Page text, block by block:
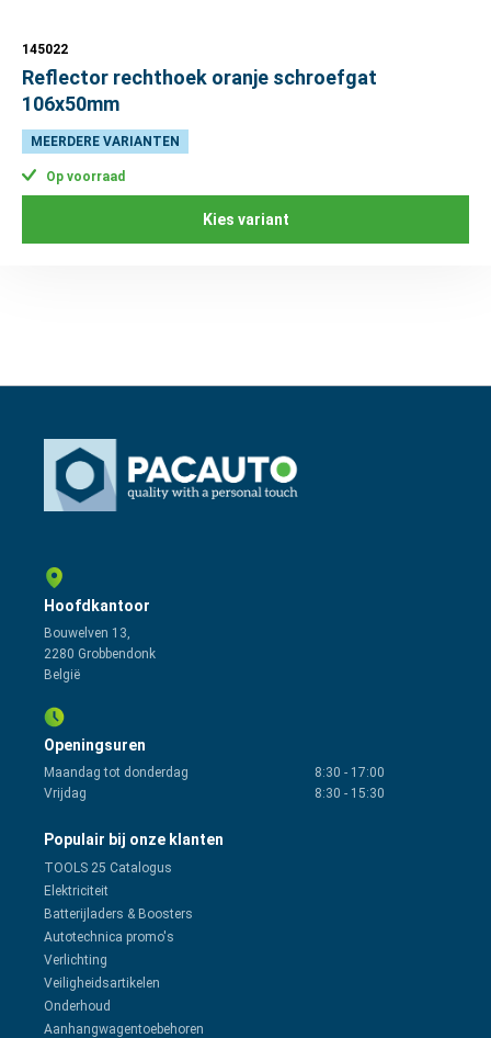
145022
Reflector rechthoek oranje schroefgat
106x50mm
MEERDERE VARIANTEN
Op voorraad
Kies variant
Hoofdkantoor
Bouwelven 13,
2280 Grobbendonk
België
Openingsuren
Maandag tot donderdag 8:30 - 17:00
Vrijdag
8:30 - 15:30
Populair bij onze klanten
TOOLS 25 Catalogus
Elektriciteit
Batterijladers & Boosters
Autotechnica promo's
Verlichting
Veiligheidsartikelen
Onderhoud
Aanhangwagentoebehoren